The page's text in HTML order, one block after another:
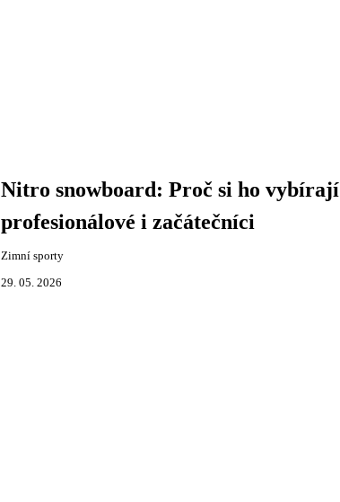
Nitro snowboard: Proč si ho vybírají
profesionálové i začátečníci
Zimní sporty
29. 05. 2026